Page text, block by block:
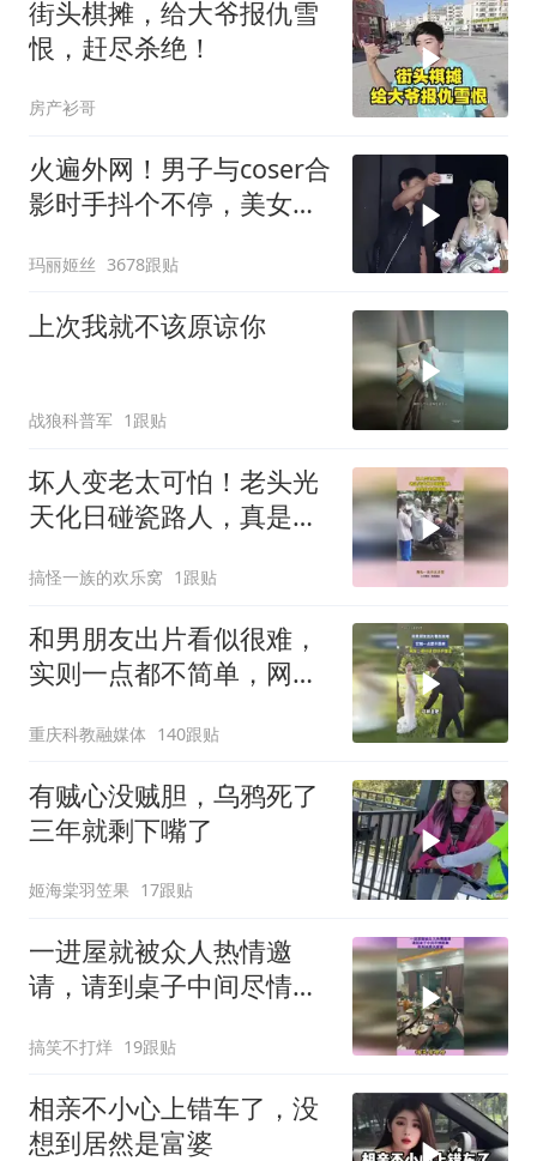
街头棋摊，给大爷报仇雪
恨，赶尽杀绝！
房产衫哥
火遍外网！男子与coser合
影时手抖个不停，美女做
玛丽姬丝 3678跟贴
上次我就不该原谅你
战狼科普军 1跟贴
坏人变老太可怕！老头光
天化日碰瓷路人，真是社
搞怪一族的欢乐窝 1跟贴
和男朋友出片看似很难，
实则一点都不简单，网
重庆科教融媒体 140跟贴
有贼心没贼胆，乌鸦死了
三年就剩下嘴了
姬海棠羽笠果 17跟贴
一进屋就被众人热情邀
请，请到桌子中间尽情跳
搞笑不打烊 19跟贴
相亲不小心上错车了，没
想到居然是富婆